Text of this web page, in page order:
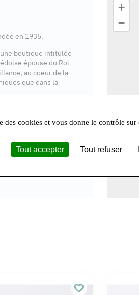
en 1935.
boutique intitulée
épouse du Roi
au coeur de la
que dans la
+
−
des cookies et vous donne le contrôle
Tout accepter Tout refuser